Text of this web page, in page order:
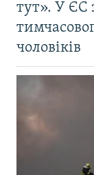
тут». У ЄС
чоловіків